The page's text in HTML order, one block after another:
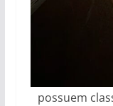
possuem